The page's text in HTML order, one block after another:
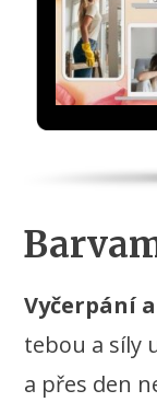
Vyčerpání
tebou a síly
a přes den